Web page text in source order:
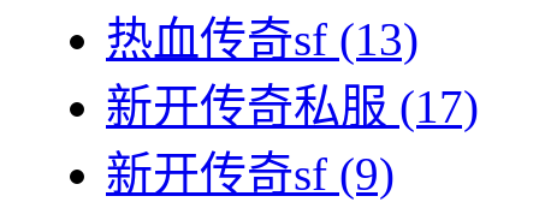
热血传奇sf (13)
新开传奇私服 (17)
新开传奇sf (9)